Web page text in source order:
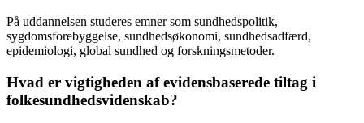
På uddannelsen studeres emner som sundhedspolitik,
sygdomsforebyggelse, sundhedsøkonomi, sundhedsadfærd,
epidemiologi, global sundhed og forskningsmetoder.
Hvad er vigtigheden af evidensbaserede tiltag i
folkesundhedsvidenskab?